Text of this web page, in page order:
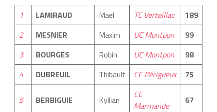
1 LAMIRAUD Mael TC Verteillac
189
2
MESNIER Maxim UC Montpon
99
3
BOURGES Robin UC Montpon
98
4
DUBREUIL Thibault CC Périgueux 75
5 BERBIGUIE Kyllian
CC
Marmande
67